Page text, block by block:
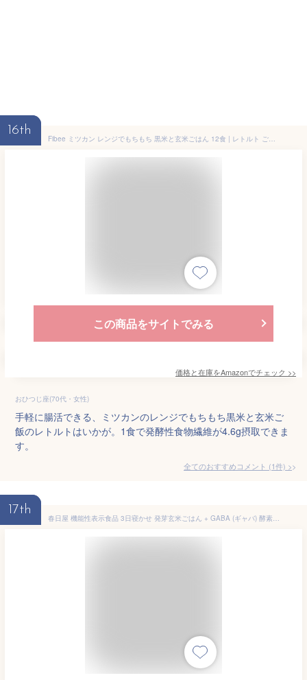
16th
Fibee ミツカン レンジでもちもち 黒米と玄米ごはん 12食 | レトルト ごはん 黒米 玄米 腸まで届く 発酵性 食物繊維 腸活 レンジ 調理可 パックご飯 ストック ファイビー
この商品をサイトでみる
価格と在庫をAmazonでチェック >>
おひつじ座(70代・女性)
手軽に腸活できる、ミツカンのレンジでもちもち黒米と玄米ご
飯のレトルトはいかが。1食で発酵性食物繊維が4.6g摂取できま
す。
全てのおすすめコメント (1件) >
17th
春日屋 機能性表示食品 3日寝かせ 発芽玄米ごはん + GABA (ギャバ) 酵素玄米 レトルト 125g ×4食 酵素玄米 発芽玄米 GABA ご飯パック★